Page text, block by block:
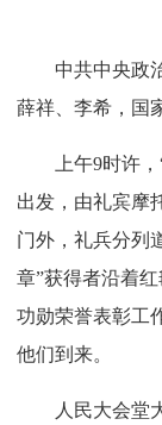
中共中央政
薛祥、李希，国
上午9时许
出发，由礼宾摩
门外，礼兵分列
章”获得者沿着
功勋荣誉表彰工
他们到来。
人民大会堂